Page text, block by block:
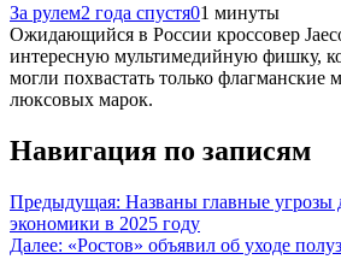
За рулем2 года спустя01 минуты
Ожидающийся в России кроссовер
интересную мультимедийную фишку,
могли похвастать только флагманские
люксовых марок.
Навигация по записям
Предыдущая: Названы главные угрозы
экономики в 2025 году
Далее: «Ростов» объявил об уходе